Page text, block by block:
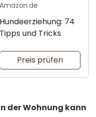
Amazon.de
Hundeerziehung: 74
Tipps und Tricks
Preis prüfen
der Wohnung kann